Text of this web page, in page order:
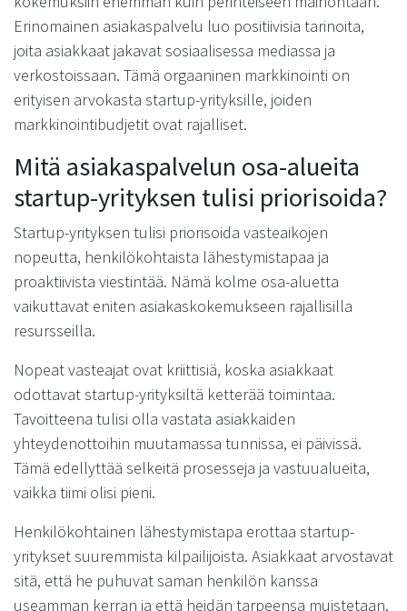
Erinomainen asiakaspalvelu luo positiivisia tarinoita,
joita asiakkaat jakavat sosiaalisessa mediassa ja
verkostoissaan. Tämä orgaaninen markkinointi on
erityisen arvokasta startup-yrityksille, joiden
markkinointibudjetit ovat rajalliset.
Mitä asiakaspalvelun osa-alueita
startup-yrityksen tulisi priorisoida?
Startup-yrityksen tulisi priorisoida vasteaikojen
nopeutta, henkilökohtaista lähestymistapaa ja
proaktiivista viestintää. Nämä kolme osa-aluetta
vaikuttavat eniten asiakaskokemukseen rajallisilla
resursseilla.
Nopeat vasteajat ovat kriittisiä, koska asiakkaat
odottavat startup-yrityksiltä ketterää toimintaa.
Tavoitteena tulisi olla vastata asiakkaiden
yhteydenottoihin muutamassa tunnissa, ei päivissä.
Tämä edellyttää selkeitä prosesseja ja vastuualueita,
vaikka tiimi olisi pieni.
Henkilökohtainen lähestymistapa erottaa startup-
yritykset suuremmista kilpailijoista. Asiakkaat arvostavat
sitä, että he puhuvat saman henkilön kanssa
useamman kerran ja että heidän tarpeensa muistetaan.